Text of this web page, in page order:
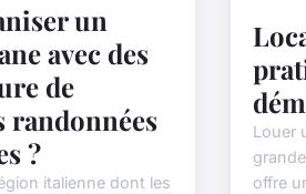
un
avec des
de
randonnées
?
italienne dont les
Louer
offre